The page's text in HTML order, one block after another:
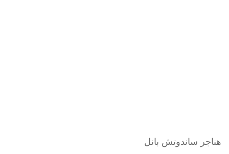
هناجر ساندوتش بانل